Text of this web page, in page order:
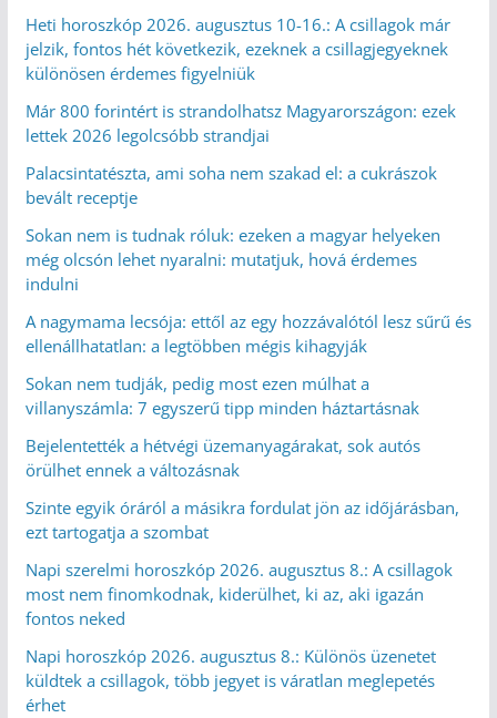
Heti horoszkóp 2026. augusztus 10-16.: A csillagok már
jelzik, fontos hét következik, ezeknek a csillagjegyeknek
különösen érdemes figyelniük
Már 800 forintért is strandolhatsz Magyarországon: ezek
lettek 2026 legolcsóbb strandjai
Palacsintatészta, ami soha nem szakad el: a cukrászok
bevált receptje
Sokan nem is tudnak róluk: ezeken a magyar helyeken
még olcsón lehet nyaralni: mutatjuk, hová érdemes
indulni
A nagymama lecsója: ettől az egy hozzávalótól lesz sűrű és
ellenállhatatlan: a legtöbben mégis kihagyják
Sokan nem tudják, pedig most ezen múlhat a
villanyszámla: 7 egyszerű tipp minden háztartásnak
Bejelentették a hétvégi üzemanyagárakat, sok autós
örülhet ennek a változásnak
Szinte egyik óráról a másikra fordulat jön az időjárásban,
ezt tartogatja a szombat
Napi szerelmi horoszkóp 2026. augusztus 8.: A csillagok
most nem finomkodnak, kiderülhet, ki az, aki igazán
fontos neked
Napi horoszkóp 2026. augusztus 8.: Különös üzenetet
küldtek a csillagok, több jegyet is váratlan meglepetés
érhet